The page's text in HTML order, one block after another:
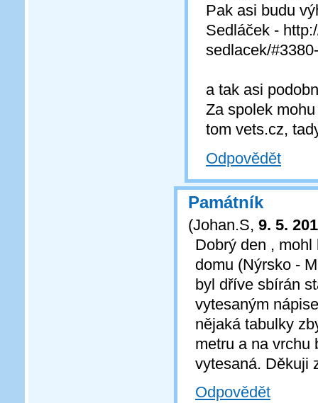
Pak asi budu
Sedláček -
sedlacek/
a tak asi
Za spolek
tom vets.cz,
Odpovědět
Památník
(Johan.S, 9. 5.
Dobrý den ,
domu (Nýrsko -
byl dříve sbírán
vytesaným
nějaká tabulky
metru a na vrchu
vytesaná. Děkuji
Odpovědět